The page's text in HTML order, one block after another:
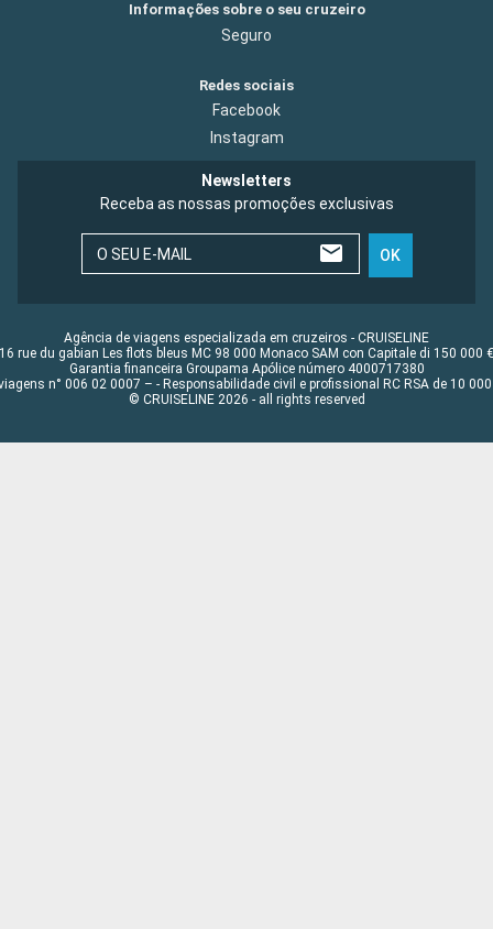
Informações sobre o seu cruzeiro
Seguro
Redes sociais
Facebook
Instagram
Newsletters
Receba as nossas promoções exclusivas
O SEU E-MAIL OK
Agência de viagens especializada em cruzeiros - CRUISELINE
16 rue du gabian Les flots bleus MC 98 000 Monaco SAM con Capitale di 150 000 €
Garantia financeira Groupama Apólice número 4000717380
n° 006 02 0007 – - Responsabilidade civil e profissional RC RSA de 10 000
© CRUISELINE 2026 - all rights reserved